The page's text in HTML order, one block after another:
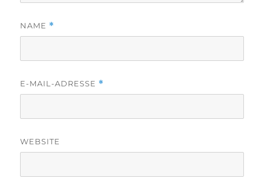
NAME *
E-MAIL-ADRESSE *
WEBSITE